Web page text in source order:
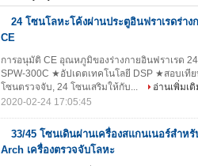
24 โซนโลหะโค้งผ่านประตูอินฟราเรดร่า
CE
การอนุมัติ CE อุณหภูมิของร่างกายอินฟราเรด
SPW-300C ★อัปเดตเทคโนโลยี DSP ★สอบเ
โซนตรวจจับ, 24 โซนเสริมให้กับ...
อ่านเพิ่มเติ
2020-02-24 17:05:45
33/45 โซนเดินผ่านเครื่องสแกนเนอร์สำห
Arch เครื่องตรวจจับโลหะ